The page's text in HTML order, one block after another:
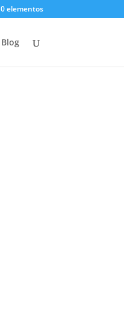
0 elementos
Blog